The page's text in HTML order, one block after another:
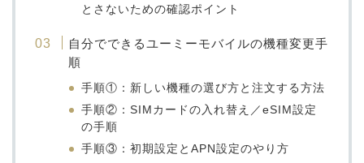
とさないための確認ポイント
自分でできるユーミーモバイルの機種変更手
順
手順①：新しい機種の選び方と注文する方法
手順②：SIMカードの入れ替え／eSIM設定
の手順
手順③：初期設定とAPN設定のやり方